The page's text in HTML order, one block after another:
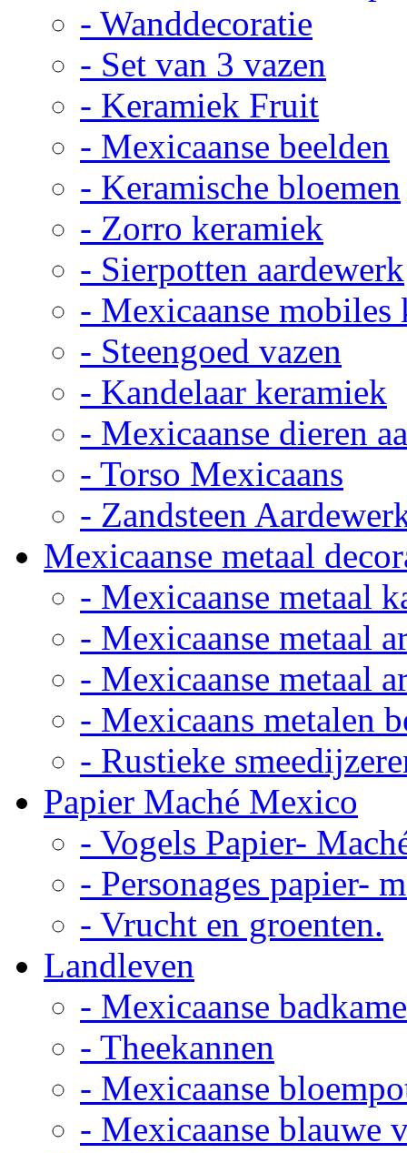
- Wanddecoratie
- Set van 3 vazen
- Keramiek Fruit
- Mexicaanse beelden
- Keramische bloemen
- Zorro keramiek
- Sierpotten aardewerk
- Mexicaanse mobiles
- Steengoed vazen
- Kandelaar keramiek
- Mexicaanse dieren
- Torso Mexicaans
- Zandsteen
Mexicaanse metaal
- Mexicaanse metaal
- Mexicaanse metaal
- Mexicaanse metaal
- Mexicaans metalen
- Rustieke
Papier Maché Mexico
- Vogels Papier-
- Personages papier-
- Vrucht en groenten.
Landleven
- Mexicaanse
- Theekannen
- Mexicaanse
- Mexicaanse blauwe